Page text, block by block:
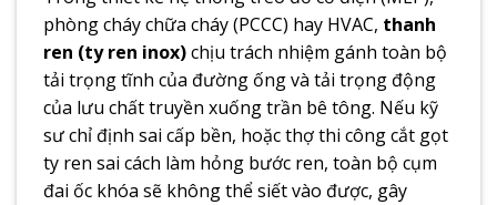
phòng cháy chữa cháy (PCCC) hay HVAC, thanh
ren (ty ren inox)chịu trách nhiệm gánh toàn bộ
tải trọng tĩnh của đường ống và tải trọng động
của lưu chất truyền xuống trần bê tông. Nếu kỹ
sư chỉ định sai cấp bền, hoặc thợ thi công cắt gọt
ty ren sai cách làm hỏng bước ren, toàn bộ cụm
đai ốc khóa sẽ không thể siết vào được, gây